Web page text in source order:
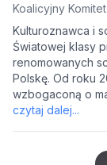
Koalicyjny
Kulturoznawca i
Światowej klasy
renomowanych
Polskę. Od roku
wzbogaconą o
czytaj dalej...